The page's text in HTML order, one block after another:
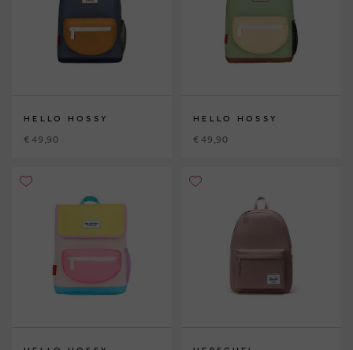
HELLO HOSSY
€ 49,90
HELLO HOSSY
€ 49,90